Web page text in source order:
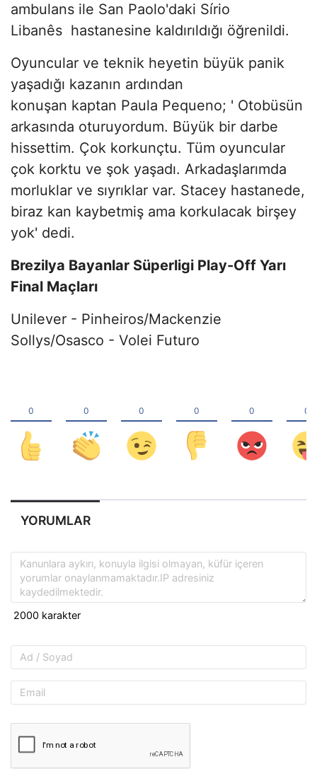
ambulans ile San Paolo'daki Sírio
Libanês hastanesine kaldırıldığı öğrenildi.
Oyuncular ve teknik heyetin büyük panik
yaşadığı kazanın ardından
konuşan kaptan Paula Pequeno; ' Otobüsün
arkasında oturuyordum. Büyük bir darbe
hissettim. Çok korkunçtu. Tüm oyuncular
çok korktu ve şok yaşadı. Arkadaşlarımda
morluklar ve sıyrıklar var. Stacey hastanede,
biraz kan kaybetmiş ama korkulacak birşey
yok' dedi.
Brezilya Bayanlar Süperligi Play-Off Yarı
Final Maçları
Unilever - Pinheiros/Mackenzie
Sollys/Osasco - Volei Futuro
YORUMLAR